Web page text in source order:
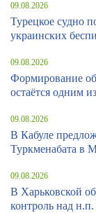
09.08.2026
Турецкое судно
украинских
09.08.2026
Формирование
остаётся одним
09.08.2026
В Кабуле
Туркменабата в
09.08.2026
В Харьковской
контроль над